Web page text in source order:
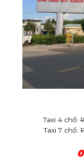
Taxi 4 chổ:
Taxi 7 chổ: